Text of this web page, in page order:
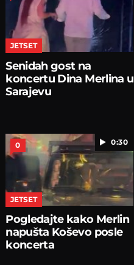
JETSET
Senidah gost na
koncertu Dina Merlina u
Sarajevu
0:30
0
JETSET
Pogledajte kako Merlin
napušta Koševo posle
koncerta